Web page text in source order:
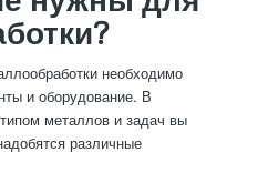
необходимо
и оборудование. В
металлов и задач вы
различные